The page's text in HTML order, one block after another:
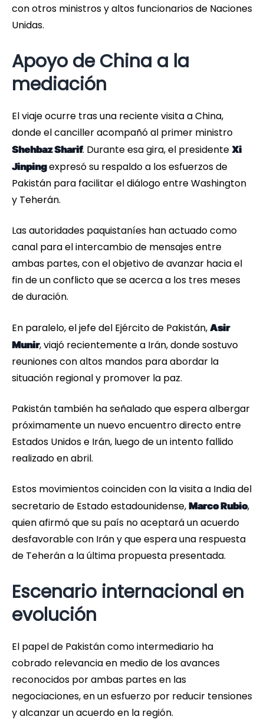
con otros ministros y altos funcionarios de Naciones
Unidas.
Apoyo de China a la
mediación
El viaje ocurre tras una reciente visita a China,
donde el canciller acompañó al primer ministro
Shehbaz Sharif. Durante esa gira, el presidente Xi
Jinpingexpresó su respaldo a los esfuerzos de
Pakistán para facilitar el diálogo entre Washington
y Teherán.
Las autoridades paquistaníes han actuado como
canal para el intercambio de mensajes entre
ambas partes, con el objetivo de avanzar hacia el
fin de un conflicto que se acerca a los tres meses
de duración.
En paralelo, el jefe del Ejército de Pakistán, Asir
Munir, viajó recientemente a Irán, donde sostuvo
reuniones con altos mandos para abordar la
situación regional y promover la paz.
Pakistán también ha señalado que espera albergar
próximamente un nuevo encuentro directo entre
Estados Unidos e Irán, luego de un intento fallido
realizado en abril.
Estos movimientos coinciden con la visita a India del
secretario de Estado estadounidense, Marco Rubio,
quien afirmó que su país no aceptará un acuerdo
desfavorable con Irán y que espera una respuesta
de Teherán a la última propuesta presentada.
Escenario internacional en
evolución
El papel de Pakistán como intermediario ha
cobrado relevancia en medio de los avances
reconocidos por ambas partes en las
negociaciones, en un esfuerzo por reducir tensiones
y alcanzar un acuerdo en la región.